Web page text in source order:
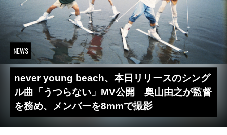
NEWS
never young beach、本日リリースのシング
ル曲「うつらない」MV公開 奥山由之が監督
を務め、メンバーを8mmで撮影